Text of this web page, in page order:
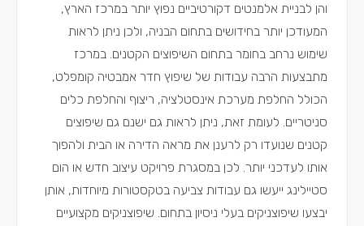
והן לבניית אלמנטים דקורטיביים נפוץ יותר במרכז הארץ,
המעודכן יותר בחידושים בתחום הבניה, ולכן ניתן לראות
שימוש נרחב בחומר בתחום השיפוצים הקטנים. במרכז
מתבצעות הרבה עבודות של שיפוץ חדר אמבטיה קומפלט,
הכולל החלפת מערכת אינסטלציה, ריצוף והחלפת כלים
סניטריים. לעומת זאת, ניתן לראות גם ישנם גם שיפוצים
קטנים שנועדו רק לרענן את מראה הדירה או הבית ולהפוך
אותו לעדכני יותר. לכן במסגרת פרויקט עיצוב חדש או הום
סטיילינג ייעשו גם עבודות צביעה בטקסטורות מיוחדות, אותן
יבצעו שיפוצניקים בעלי ניסיון בתחום. שיפוצניקים מקצועיים